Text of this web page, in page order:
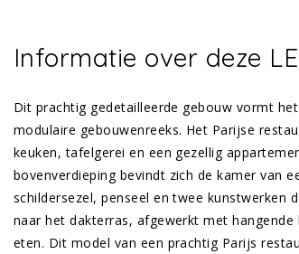
Informatie over deze
Dit prachtig gedetailleerde gebouw vormt
modulaire gebouwenreeks. Het Parijse
keuken, tafelgerei en een gezellig
bovenverdieping bevindt zich de kamer van
schildersezel, penseel en twee kunstwerken
naar het dakterras, afgewerkt met
eten. Dit model van een prachtig Parijs